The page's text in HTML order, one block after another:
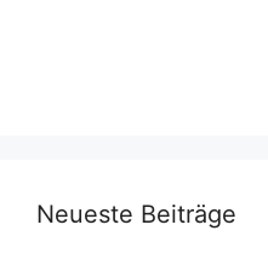
Neueste Beiträge